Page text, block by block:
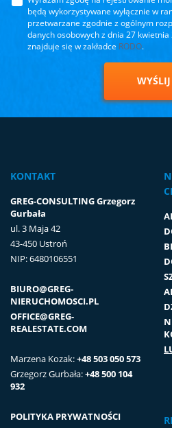
będą wykorzystywane wyłącznie w
przetwarzane zgodnie z ogólnym
danych osobowych z dnia 27
znajduje się w zakładce RODO.
WYŚLIJ
KONTAKT
GREG-CONSULTING Grzegorz
Gurbała
ul. 3 Maja 42
43-450 Ustroń
NIP: 6480106551
BIURO@GREG-
NIERUCHOMOSCI.PL
OFFICE@GREG-
REALESTATE.COM
Marzena Kozak:+48 503 050 573
Grzegorz Gurbała:+48 500 104
932
POLITYKA PRYWATNOŚCI